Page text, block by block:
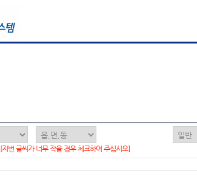
[지번 글씨가 너무 작을 경우 체크하여 주십시오]